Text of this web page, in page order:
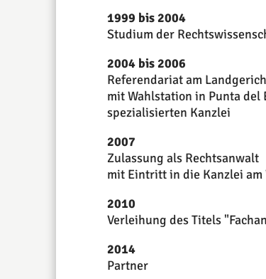
1999 bis 2004
Studium der
2004 bis 2006
Referendariat am
mit Wahlstation in Punta del
spezialisierten Kanzlei
2007
Zulassung als Rechtsanwalt
mit Eintritt in die Kanzlei am
2010
Verleihung des Titels
2014
Partner